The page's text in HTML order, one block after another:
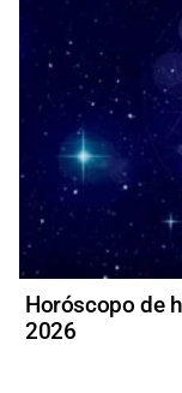
Horóscopo de
2026